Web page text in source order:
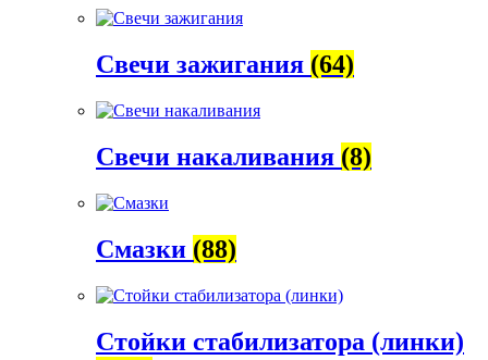
Свечи зажигания (64)
Свечи накаливания (8)
Смазки (88)
Стойки стабилизатора (линки)